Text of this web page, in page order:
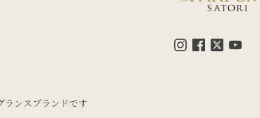
ランスブランドです